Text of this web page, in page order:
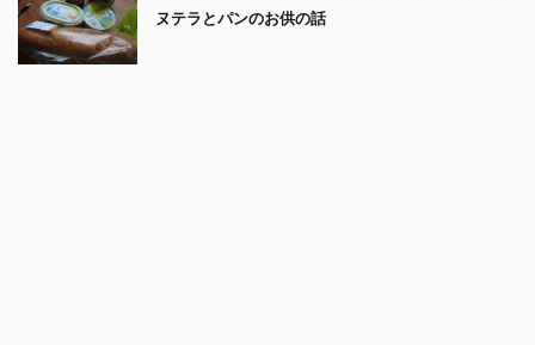
ヌテラとパンのお供の話